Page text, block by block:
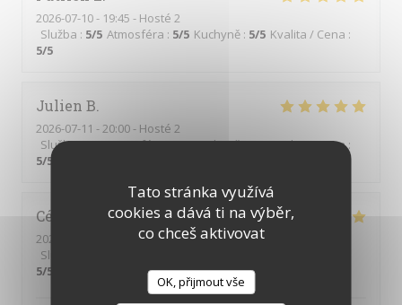
Tato stránka využívá
cookies a dává ti na výběr,
co chceš aktivovat
OK, přijmout vše
2026-07-10- 19:45 - Hosté 2
Služba : 5/5 Atmosféra : 5/5 Kuchyně : 5/5 Kvalita / Cena :
5/5
Julien B
2026-07-11 - 20:00 - Hosté 2
Služba:5/5 Atmosféra:5/5 Kuchyně:5/5 Kvalita / Cena:
5/5
Cécile
2026-07-01
- 20:30 - Hosté 4
Služba
5/5